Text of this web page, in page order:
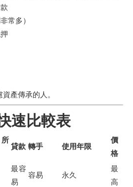
常多）
產傳承的人。
速比較表
貸款 轉手 使用年限
價
格
最容
易
容易 永久
最
高